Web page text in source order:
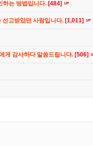
하는 방법입니다. [484]
선고받았던 사람입니다. [1,011]
게 감사하다 말씀드립니다. [506]